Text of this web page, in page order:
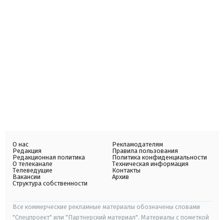
О нас
Редакция
Редакционная политика
О телеканале
Телеведущие
Вакансии
Структура собственности
Рекламодателям
Правила пользования
Политика конфиденциальности
Техническая информация
Контакты
Архив
Все коммерческие рекламные материалы обозначены словами
"Спецпроект" или "Партнерский материал". Материалы с пометкой